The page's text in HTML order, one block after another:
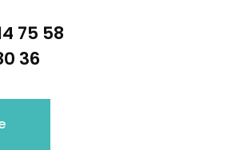
75 58
36